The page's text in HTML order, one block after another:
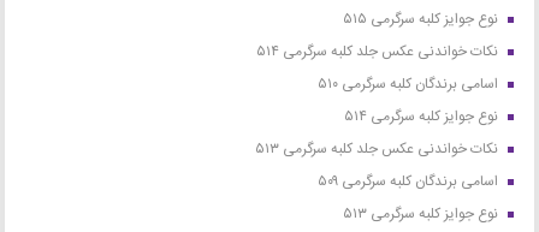
نوع جوایز کلبه سرگرمی ۵۱۵
نکات خواندنی عکس جلد کلبه سرگرمی ۵۱۴
اسامی برندگان کلبه سرگرمی ۵۱۰
نوع جوایز کلبه سرگرمی ۵۱۴
نکات خواندنی عکس جلد کلبه سرگرمی ۵۱۳
اسامی برندگان کلبه سرگرمی ۵۰۹
نوع جوایز کلبه سرگرمی ۵۱۳